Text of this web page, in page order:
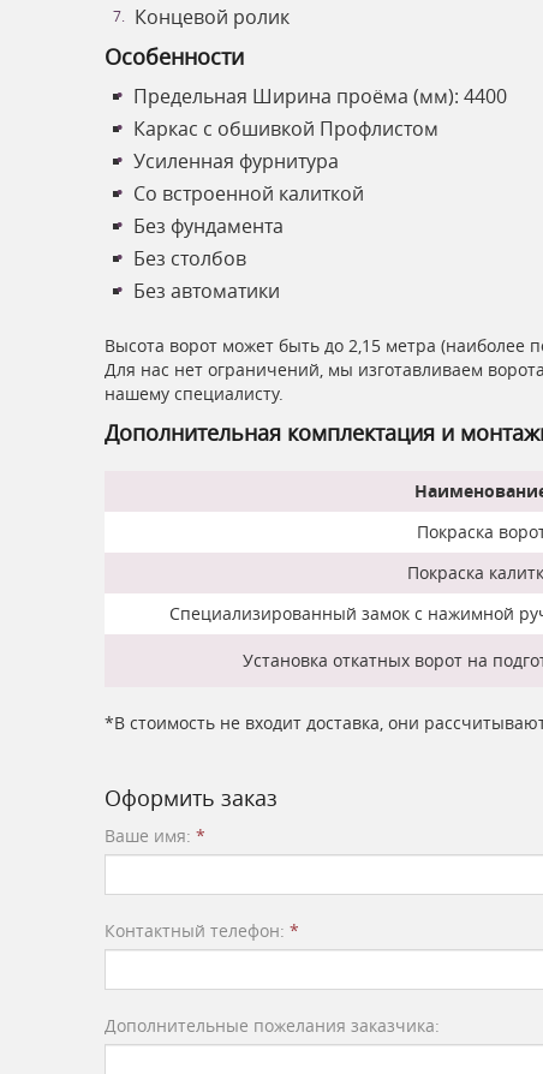
Концевой ролик
Особенности
Предельная Ширина проёма (мм): 4400
Каркас с обшивкой Профлистом
Усиленная фурнитура
Со встроенной калиткой
Без фундамента
Без столбов
Без автоматики
Высота ворот может быть до 2,15 метра (наиболее
Для нас нет ограничений, мы изготавливаем
нашему специалисту.
Дополнительная комплектация и
Покраска
Покраска
Специализированный замок с нажимной
Установка откатных ворот на
*В стоимость не входит доставка, они
Оформить заказ
Ваше имя: *
Контактный телефон: *
Дополнительные пожелания заказчика: